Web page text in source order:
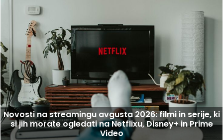
Novosti na streamingu avgusta 2026: filmi in serije, ki
si jih morate ogledati na Netflixu, Disney+ in Prime
Video